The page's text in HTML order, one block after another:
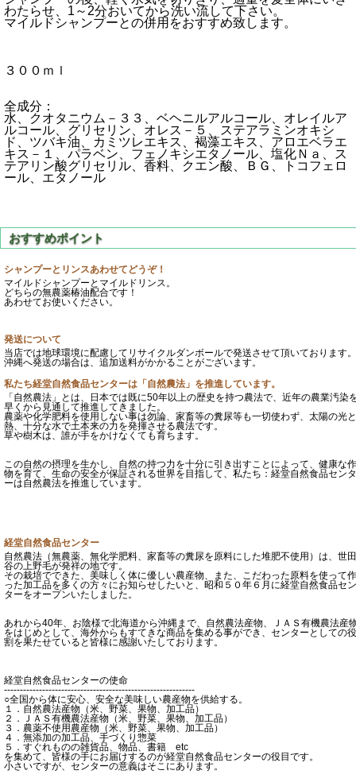
わたらせ、1～2分おいてから洗い流して下さい。
マイルドシャンプーとの併用をおすすめ致します。
３００ｍｌ
全成分：
水、クオタニウム－３３、ベヘニルアルコール、オレイルア
ルコール、グリセリン、オレス－５、ステアラミンオキシ
ド、ツバキ油、カミツレエキス、褐藻エキス、アロエベラエ
キス－１、パラベン、フェノキシエタノール、塩化Ｎａ、ス
テアリン酸グリセリル、香料、クエン酸、ＢＧ、トコフェロ
ール、エタノール
シャンプーとリンスあわせてどうぞ！
マイルドシャンプーとマイルドリンス。
どちらの無農薬椿油配合です！
あわせてお使いください。
発送について
当店では地球環境に配慮してリサイクルダンボールで発送させて頂いております。
沖縄へ発送の場合は、追加送料がかかることがございます。
私たち経堂自然食品センターは「自然農法」を推進しています。
「自然農法」とは、日本では既に50年以上の歴史を持つ農法で、近年の農業汚染
早くから見通して推進してきました。
農薬や化学肥料を使用しない事は勿論、家畜等の糞尿等も一切使わず、太陽の光と
熱、十分な水で土本来の力を発揮させる農法です。
草や樹木は、誰が手をかけなくても育ちます。
この自然の摂理を生かし、自然の持つ力を十分に引き出すことによって、健康な作
物を育て、生命の安全が保証される世界を目指して、私たち：経堂自然食品センタ
ーは自然農法を推進しています。
経堂自然食品センター
自然農法（無農薬、無化学肥料、家畜等の糞尿を原料にした堆肥不使用）は、世田
谷の上野毛が発祥の地です。
その栽培でできた、美味しく体に優しい農産物、また、こだわった原料を使って作
った加工品を多くの方々にお知らせしたいと、昭和５０年６月に経堂自然食品セン
ターをオープンいたしました。
あれから40年、お陰様で北海道から沖縄まで、自然農法産物、ＪＡＳ有機農法産
をはじめとして、海外からもすてきな商品を集める事ができ、センターとしての役
割を果たせていると皆様に感謝いたしております。
経堂自然食品センターの使命
------------------------------------------------------------
○全国から体に安心、安全な美味しい農産物を供給する。
１．自然農法産物（米、野菜、果物、加工品）
２．ＪＡＳ有機農法産物（米、野菜、果物、加工品）
３．農薬不使用農産物（米、野菜、果物、加工品）
４．無添加の加工品、手づくり惣菜
５．すぐれものの雑貨品、物品、書籍 etc
を集めて、皆様の手にお届けするのが経堂自然食品センターの役目です。
小さいですが、センターの意義はそこにあります。